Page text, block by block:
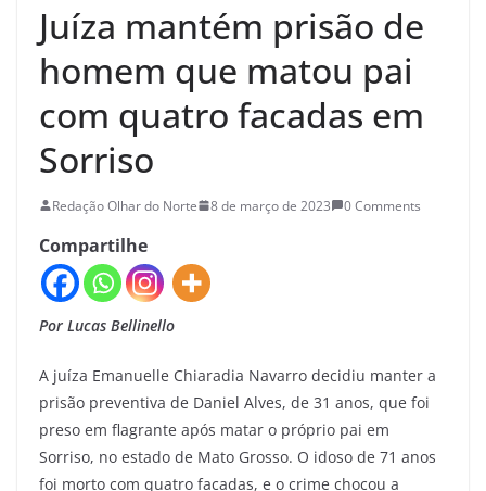
Juíza mantém prisão de
homem que matou pai
com quatro facadas em
Sorriso
Redação Olhar do Norte 8 de março de 2023 0 Comments
Compartilhe
Por Lucas Bellinello
A juíza Emanuelle Chiaradia Navarro decidiu manter a
prisão preventiva de Daniel Alves, de 31 anos, que foi
preso em flagrante após matar o próprio pai em
Sorriso, no estado de Mato Grosso. O idoso de 71 anos
foi morto com quatro facadas, e o crime chocou a